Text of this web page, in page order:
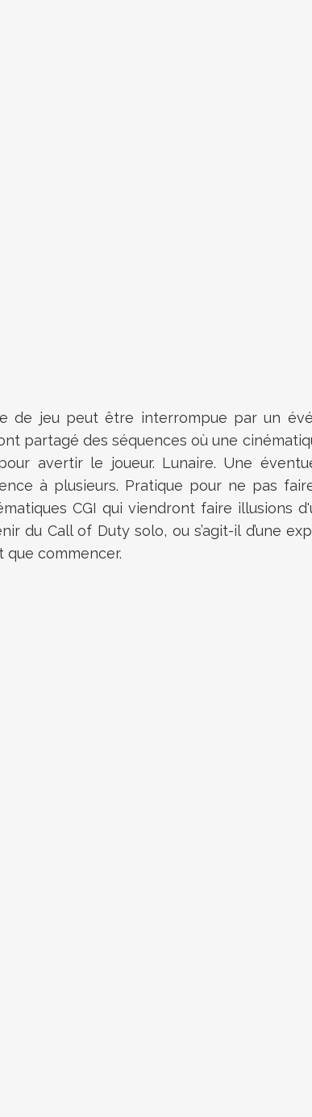
de jeu peut être interrompue par un
partagé des séquences où une
avertir le joueur. Lunaire. Une
à plusieurs. Pratique pour ne pas
CGI qui viendront faire illusions
du Call of Duty solo, ou s’agit-il d’une
commencer.